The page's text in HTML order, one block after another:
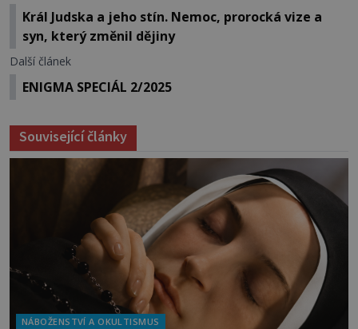
Král Judska a jeho stín. Nemoc, prorocká vize a
syn, který změnil dějiny
Další článek
ENIGMA SPECIÁL 2/2025
Související články
NÁBOŽENSTVÍ A OKULTISMUS